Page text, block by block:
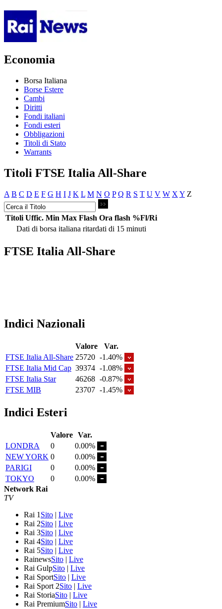
Economia
Borsa Italiana
Borse Estere
Cambi
Diritti
Fondi italiani
Fondi esteri
Obbligazioni
Titoli di Stato
Warrants
Titoli FTSE Italia All-Share
A B C D E F G H I J K L M N O P Q R S T U V W X Y Z
Titoli Uffic. Min Max Flash Ora flash %Fl/Ri
Dati di borsa italiana ritardati di 15 minuti
FTSE Italia All-Share
Indici Nazionali
Valore
Var.
FTSE Italia All-Share 25720 -1.40%
FTSE Italia Mid Cap 39374 -1.08%
FTSE Italia Star
46268 -0.87%
FTSE MIB
23707 -1.45%
Indici Esteri
Valore Var.
LONDRA
0
0.00%
NEW YORK 0
0.00%
PARIGI
0
0.00%
TOKYO
0
0.00%
Network Rai
TV
Rai 1 Sito | Live
Rai 2Sito | Live
Rai 3Sito | Live
Rai 4Sito | Live
Rai 5Sito | Live
RainewsSito | Live
Rai GulpSito | Live
Rai SportSito | Live
Rai Sport 2Sito | Live
Rai StoriaSito | Live
Rai PremiumSito | Live